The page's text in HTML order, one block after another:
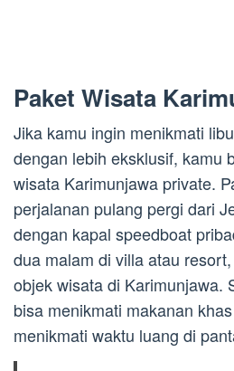
Paket Wisata
Jika kamu ingin menikmati
dengan lebih eksklusif, kamu
wisata Karimunjawa private.
perjalanan pulang pergi dari
dengan kapal speedboat
dua malam di villa atau
objek wisata di Karimunjawa.
bisa menikmati makanan
menikmati waktu luang di